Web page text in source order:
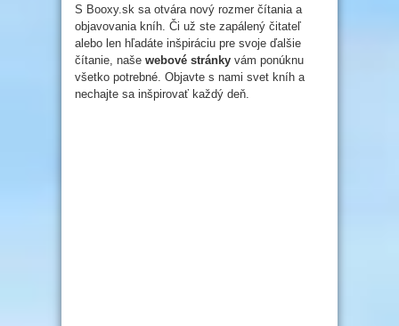
S Booxy.sk sa otvára nový rozmer čítania a
objavovania kníh. Či už ste zapálený čitateľ
alebo len hľadáte inšpiráciu pre svoje ďalšie
čítanie, naše webové stránky vám ponúknu
všetko potrebné. Objavte s nami svet kníh a
nechajte sa inšpirovať každý deň.